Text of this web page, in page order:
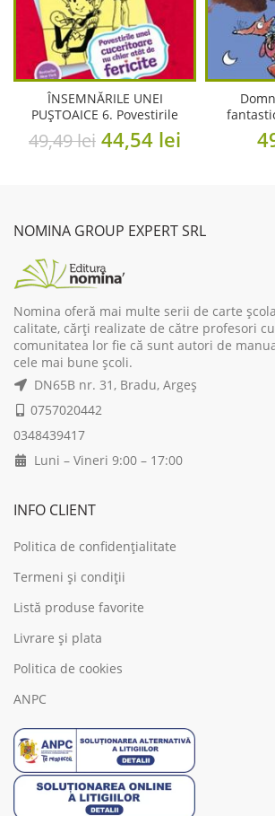
ÎNSEMNĂRILE UNEI
PUȘTOAICE 6. Povestirile
unei cuceritoare…
[cartonat, 2018]
49,49lei Original
44,54 lei
NOMINA GROUP EXPERT SRL
Nomina oferă mai multe serii de carte
calitate, cărți realizate de către profesori
comunitatea lor fie că sunt autori de
cele mai bune școli.
DN65B nr. 31, Bradu, Argeș
0757020442
0348439417
Luni – Vineri 9:00 – 17:00
INFO CLIENT
Politica de confidențialitate
Termeni și condiții
Listă produse favorite
Livrare și plata
Politica de cookies
ANPC